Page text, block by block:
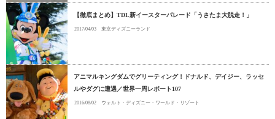
【徹底まとめ】TDL新イースターパレード「うさたま大脱走！」
2017/04/03 東京ディズニーランド
アニマルキングダムでグリーティング！ドナルド、デイジー、ラッセ
ルやダグに遭遇／世界一周レポート107
2016/08/02 ウォルト・ディズニー・ワールド・リゾート